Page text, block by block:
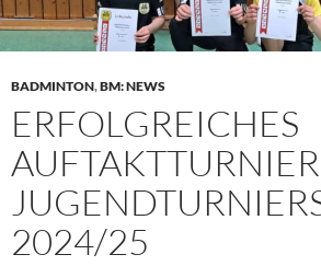
BADMINTON,BM: NEWS
ERFOLGREICHES
2024/25